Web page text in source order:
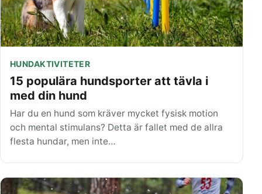
HUNDAKTIVITETER
15 populära hundsporter att tävla i
med din hund
Har du en hund som kräver mycket fysisk motion
och mental stimulans? Detta är fallet med de allra
flesta hundar, men inte…